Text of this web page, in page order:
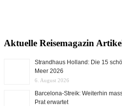
Aktuelle Reisemagazin
Strandhaus Holland: Die 15
Meer 2026
6. August 2026
Barcelona-Streik: Weiterhin
Prat erwartet